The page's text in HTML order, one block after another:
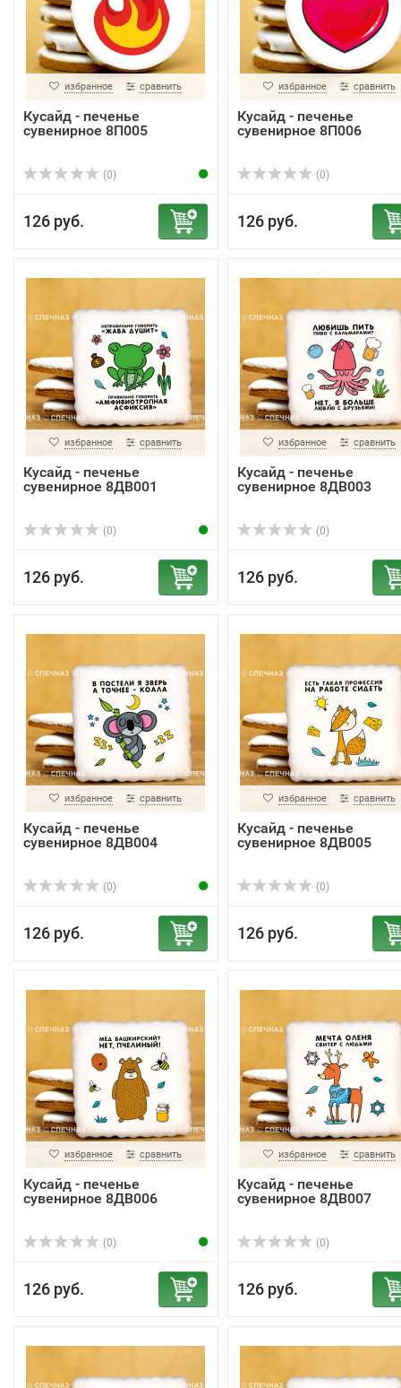
избранное сравнить
Кусайд - печенье
сувенирное 8П005
(0)
126 руб.
избранное сравнить
Кусайд - печенье
сувенирное 8П006
(0)
126 руб.
избранное сравнить
Кусайд - печенье
сувенирное 8ДВ001
(0)
126 руб.
избранное сравнить
Кусайд - печенье
сувенирное 8ДВ003
(0)
126 руб.
избранное сравнить
Кусайд - печенье
сувенирное 8ДВ004
(0)
126 руб.
избранное сравнить
Кусайд - печенье
сувенирное 8ДВ005
(0)
126 руб.
избранное сравнить
Кусайд - печенье
сувенирное 8ДВ006
(0)
126 руб.
избранное сравнить
Кусайд - печенье
сувенирное 8ДВ007
(0)
126 руб.